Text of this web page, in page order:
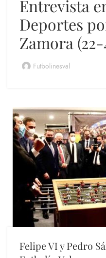
Entrevista
Deportes
Zamora
Futbolinesval
Felipe VI y Pedro